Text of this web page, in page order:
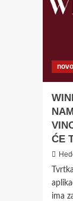
ĆE
ima